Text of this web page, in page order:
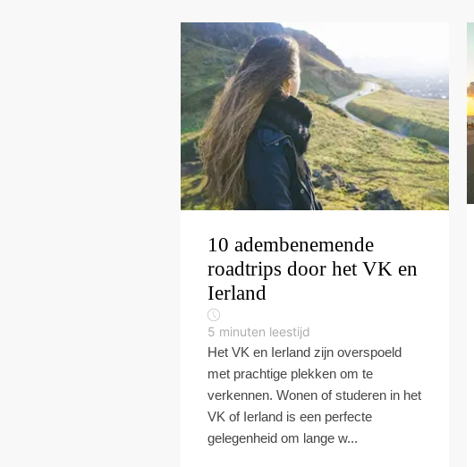
10 adembenemende
roadtrips door het VK en
Ierland
5 minuten leestijd
Het VK en Ierland zijn overspoeld
met prachtige plekken om te
verkennen. Wonen of studeren in het
VK of Ierland is een perfecte
gelegenheid om lange w...